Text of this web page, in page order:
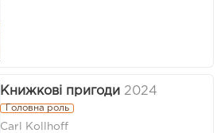
Книжкові пригоди 2024
Головна роль
Carl Kollhoff